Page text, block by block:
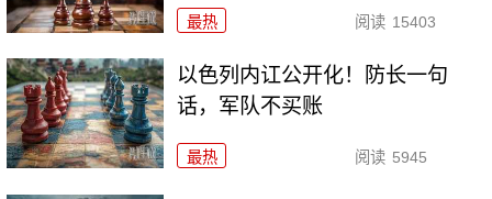
最热 阅读 15403
以色列内讧公开化！防长一句
话，军队不买账
最热 阅读 5945